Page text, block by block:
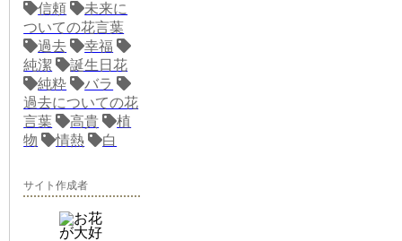
信頼
未来に
ついての花言葉
過去
幸福
純潔
誕生日花
純粋
バラ
過去についての花
言葉
高貴
植
物
情熱 白
サイト作成者